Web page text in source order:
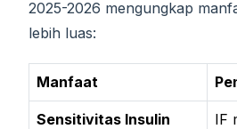
2025-2026 mengungkap
lebih luas:
Manfaat
Sensitivitas Insulin
IF